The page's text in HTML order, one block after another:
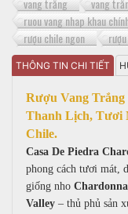
vang trắng vang
ruou vang nhap khau
rượu chile ngon
THÔNG TIN CHI TIẾT
Rượu Vang Trắng
Thanh Lịch, Tươi
Chile.
Casa De Piedra
phong cách tươi mát,
giống nho
Valley – thủ phủ sản